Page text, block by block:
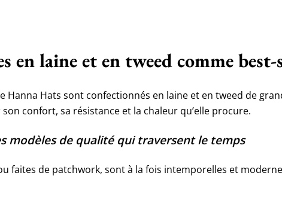
en laine et en tweed comme best-
Hanna Hats sont confectionnés en laine et en tweed de
confort, sa résistance et la chaleur qu’elle procure.
modèles de qualité qui traversent le temps
faites de patchwork, sont à la fois intemporelles et